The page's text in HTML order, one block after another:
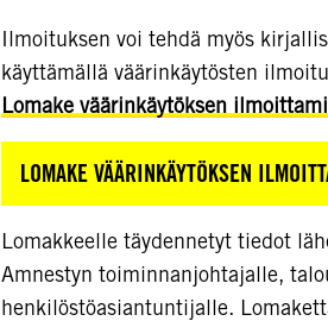
Ilmoituksen voi tehdä myös
käyttämällä väärinkäytösten
Lomake väärinkäytöksen
LOMAKE VÄÄRINKÄYTÖKSEN
Lomakkeelle täydennetyt tiedot
Amnestyn toiminnanjohtajalle,
henkilöstöasiantuntijalle.